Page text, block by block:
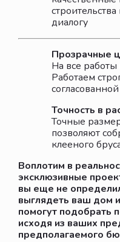
диалогу
Прозрачные
На все
Работаем
Точность в
Точные
позволяют
клееного
Воплотим в
эксклюзивные
вы еще не
выглядеть ваш дом
помогут подобрать
исходя из ваших
предполагаемого